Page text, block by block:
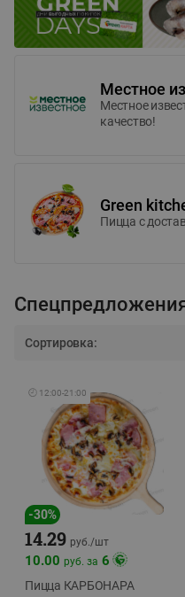
Местное
Местное
качество!
Green
Пицца c
Сортировка:
🕘 12:00-21:00
-30%
14.29 руб./шт
10.00 руб. за 6
Пицца КАРБОНАРА